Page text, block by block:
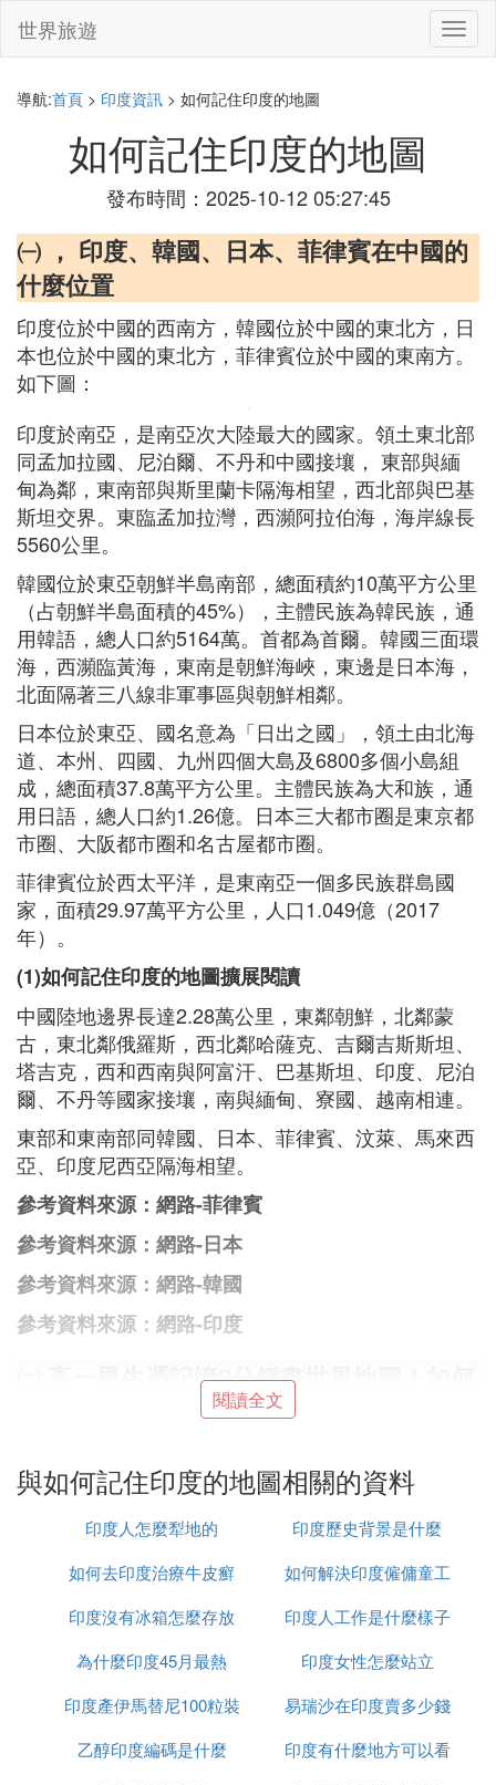
切
換
世界旅遊
導航:首頁 > 印度資訊 > 如何記住印度的地圖
如何記住印度的地圖
發布時間：2025-10-12 05:27:45
㈠ ， 印度、韓國、日本、菲律賓在中國的
什麼位置
印度位於中國的西南方，韓國位於中國的東北方，日
本也位於中國的東北方，菲律賓位於中國的東南方。
如下圖：
印度於南亞，是南亞次大陸最大的國家。領土東北部
同孟加拉國、尼泊爾、不丹和中國接壤， 東部與緬
甸為鄰，東南部與斯里蘭卡隔海相望，西北部與巴基
斯坦交界。東臨孟加拉灣，西瀕阿拉伯海，海岸線長
5560公里。
韓國位於東亞朝鮮半島南部，總面積約10萬平方公里
（占朝鮮半島面積的45%），主體民族為韓民族，通
用韓語，總人口約5164萬。首都為首爾。韓國三面環
海，西瀕臨黃海，東南是朝鮮海峽，東邊是日本海，
北面隔著三八線非軍事區與朝鮮相鄰。
日本位於東亞、國名意為「日出之國」，領土由北海
道、本州、四國、九州四個大島及6800多個小島組
成，總面積37.8萬平方公里。主體民族為大和族，通
用日語，總人口約1.26億。日本三大都市圈是東京都
市圈、大阪都市圈和名古屋都市圈。
菲律賓位於西太平洋，是東南亞一個多民族群島國
家，面積29.97萬平方公里，人口1.049億（2017
年）。
(1)如何記住印度的地圖擴展閱讀
中國陸地邊界長達2.28萬公里，東鄰朝鮮，北鄰蒙
古，東北鄰俄羅斯，西北鄰哈薩克、吉爾吉斯斯坦、
塔吉克，西和西南與阿富汗、巴基斯坦、印度、尼泊
爾、不丹等國家接壤，南與緬甸、寮國、越南相連。
東部和東南部同韓國、日本、菲律賓、汶萊、馬來西
亞、印度尼西亞隔海相望。
參考資料來源：網路-菲律賓
參考資料來源：網路-日本
參考資料來源：網路-韓國
參考資料來源：網路-印度
㈡ 高一男生憑記憶2分鍾畫世界地圖！如何
又快又準的加深對地圖的記憶
要妥善對待信息源。使用多種刺激方法，以獲得最佳
具體的圖像，激發聯想。比如柴達木盆地區域圖里有
礦區，有鐵路。東打冷湖打魚(魚卡)，南取柴火(大柴
茶卡。
向記憶，可以幫助對地圖的整體理解，比如赤道經過
的國家、地形區域、海域等。只要記住主要的經緯線
閱讀全文
與如何記住印度的地圖相關的資料
印度人怎麼犁地的
印度歷史背景是什麼
如何去印度治療牛皮癬
如何解決印度僱傭童工
的問題
印度沒有冰箱怎麼存放
食物
印度人工作是什麼樣子
為什麼印度45月最熱
印度女性怎麼站立
印度產伊馬替尼100粒裝
多少錢
易瑞沙在印度賣多少錢
一粒
乙醇印度編碼是什麼
印度有什麼地方可以看